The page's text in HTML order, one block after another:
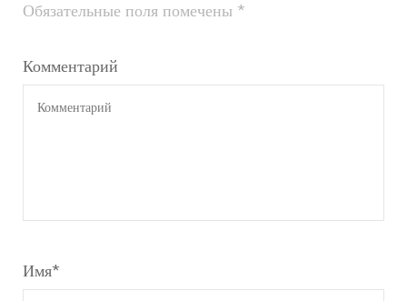
Обязательные поля помечены *
Комментарий
Имя*